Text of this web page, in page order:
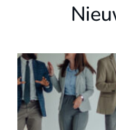
Nieu